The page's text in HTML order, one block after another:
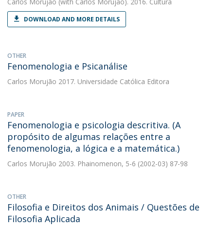
DOWNLOAD AND MORE DETAILS
OTHER
Fenomenologia e Psicanálise
Carlos Morujão 2017. Universidade Católica Editora
PAPER
Fenomenologia e psicologia descritiva. (A
propósito de algumas relações entre a
fenomenologia, a lógica e a matemática.)
Carlos Morujão 2003. Phainomenon, 5-6 (2002-03) 87-98
OTHER
Filosofia e Direitos dos Animais / Questões de
Filosofia Aplicada